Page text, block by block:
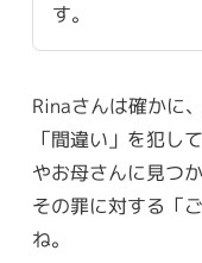
す。
Rinaさんは確かに
「間違い」を犯し
やお母さんに見つ
その罪に対する「
ね。